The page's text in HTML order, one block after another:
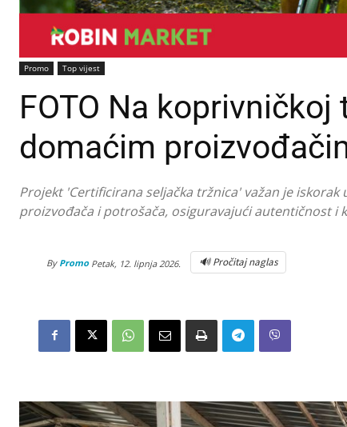
Promo Top vijest
FOTO Na
domaćim
Projekt 'Certificirana seljačka tržnica' važan je
proizvođača i potrošača, osiguravajući autentičnost i
By Promo Petak, 12. lipnja 2026. 🔊 Pročitaj naglas